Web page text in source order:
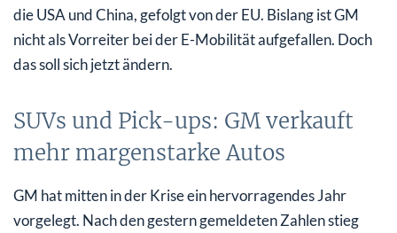
die USA und China, gefolgt von der EU. Bislang ist GM
nicht als Vorreiter bei der E-Mobilität aufgefallen. Doch
das soll sich jetzt ändern.
SUVs und Pick-ups: GM verkauft
mehr margenstarke Autos
GM hat mitten in der Krise ein hervorragendes Jahr
vorgelegt. Nach den gestern gemeldeten Zahlen stieg